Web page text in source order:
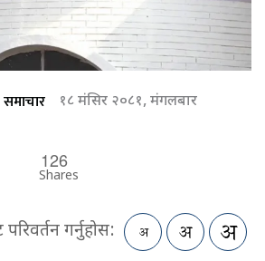
समाचार १८ मंसिर २०८१, मंगलबार
126
Shares
गर्नुहोस: